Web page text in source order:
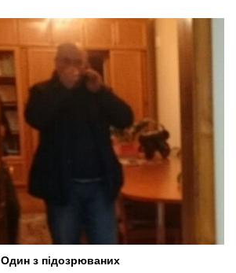
Один з підозрюваних